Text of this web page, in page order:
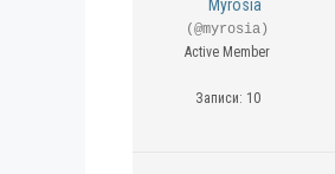
Myrosia
(@myrosia)
Active Member
Записи: 10